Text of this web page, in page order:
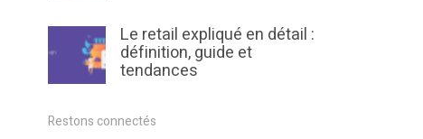
Le retail expliqué en détail :
définition, guide et
tendances
Restons connectés